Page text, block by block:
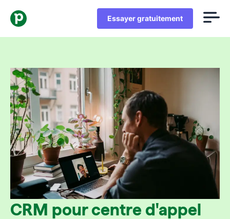
Essayer gratuitement
CRM pour centre d'appel